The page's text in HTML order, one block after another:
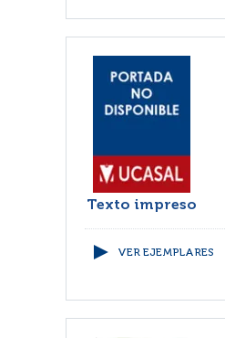
Texto impreso
VER EJEMPLARES